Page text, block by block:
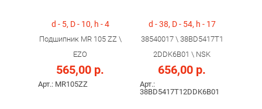
d - 5, D - 10, h - 4
Подшипник MR 105 ZZ \
EZO
565,00 р.
Арт.: MR105ZZ
d - 38, D - 54, h - 17
38540017 \ 38BD5417T1
2DDK6B01 \ NSK
656,00 р.
Арт.:
38BD5417T12DDK6B01